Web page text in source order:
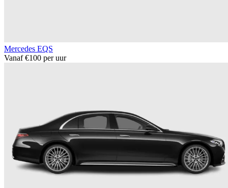
Mercedes EQS
Vanaf €100 per uur